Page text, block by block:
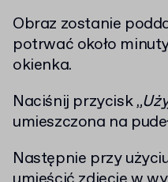
Obraz zostanie
potrwać około
okienka.
Naciśnij przycisk „
umieszczona na
Następnie przy